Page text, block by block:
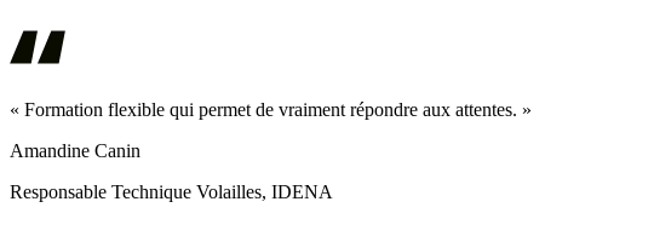
« Formation flexible qui permet de vraiment répondre aux attentes. »
Amandine Canin
Responsable Technique Volailles, IDENA